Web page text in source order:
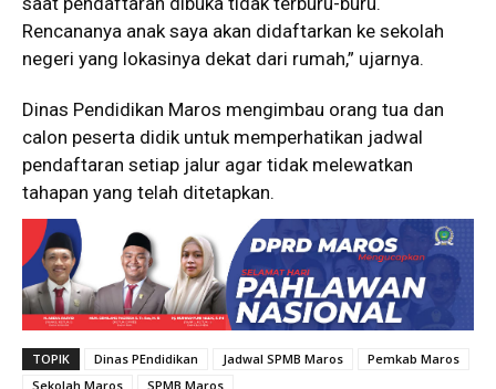
Rencananya anak saya akan didaftarkan ke sekolah
negeri yang lokasinya dekat dari rumah,” ujarnya.
Dinas Pendidikan Maros mengimbau orang tua dan
calon peserta didik untuk memperhatikan jadwal
pendaftaran setiap jalur agar tidak melewatkan
tahapan yang telah ditetapkan.
TOPIK Dinas PEndidikan Jadwal SPMB Maros
Pemkab Maros
Sekolah Maros
SPMB Maros